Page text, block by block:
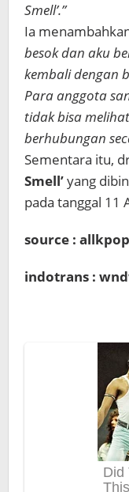
Smell’.”
Ia
besok dan aku
kembali dengan
Para anggota
tidak bisa
berhubungan
Sementara itu,
Smell’yang
pada tanggal 11
source : allkpop
indotrans :